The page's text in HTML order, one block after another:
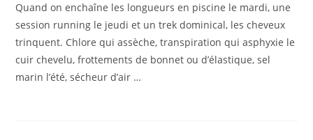
Quand on enchaîne les longueurs en piscine le mardi, une
session running le jeudi et un trek dominical, les cheveux
trinquent. Chlore qui assèche, transpiration qui asphyxie le
cuir chevelu, frottements de bonnet ou d’élastique, sel
marin l’été, sécheur d’air …